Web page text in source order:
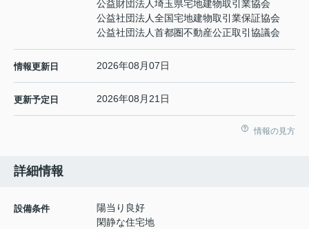
公益財団法人埼玉県宅地建物取引業協会
公益社団法人全国宅地建物取引業保証協会
公益社団法人首都圏不動産公正取引協議会
情報更新日 2026年08月07日
更新予定日 2026年08月21日
情報の見方
詳細情報
設備条件
陽当り良好
閑静な住宅地